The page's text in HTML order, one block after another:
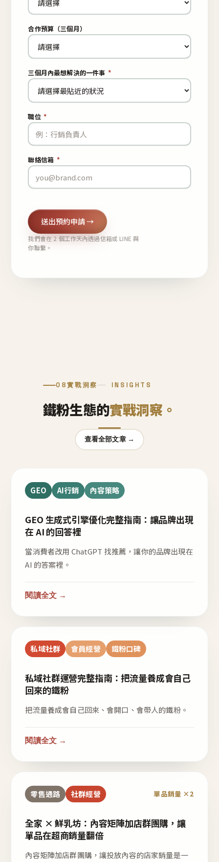
合作預算（三個月）
三個月內最想解決的一件事 *
職位 *
聯絡信箱 *
送出預約申請 →
我們會在 2 個工作天內透過信箱或 LINE 與
你聯繫。
08實戰洞察 INSIGHTS
鐵粉生態的實戰洞察。
查看全部文章 →
GEO AI行銷 內容策略
GEO 生成式引擎優化完整指南：讓品牌出現
在 AI 的回答裡
當消費者改用 ChatGPT 找推薦，讓你的品牌出現在
AI 的答案裡。
閱讀全文 →
私域社群 會員經營 鐵粉口碑
私域社群運營完整指南：把流量養成會自己
回來的鐵粉
把流量養成會自己回來、會開口、會帶人的鐵粉。
閱讀全文 →
零售通路 社群經營 單品銷量 ×2
全家 × 鮮乳坊：內容矩陣加店群團購，讓
單品在超商銷量翻倍
內容矩陣加店群團購，讓投放內容的店家銷量是一